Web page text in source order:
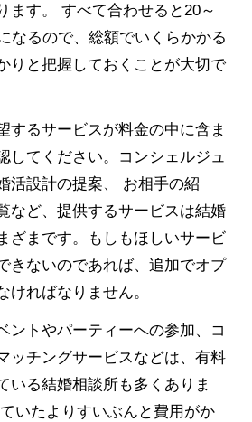
ます。 すべて合わせると20～
なるので、総額でいくらかかる
りと把握しておくことが大切で
するサービスが料金の中に含ま
してください。コンシェルジュ
活設計の提案、 お相手の紹
など、提供するサービスは結婚
ざまです。もしもほしいサービ
きないのであれば、追加でオプ
ければなりません。
ントやパーティーへの参加、コ
ッチングサービスなどは、有料
いる結婚相談所も多くありま
いたよりすいぶんと費用がか